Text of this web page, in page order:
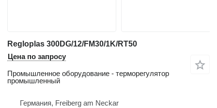
Regloplas 300DG/12/FM30/1K/RT50
Цена по запросу
Промышленное оборудование - терморегулятор
промышленный
Германия, Freiberg am Neckar